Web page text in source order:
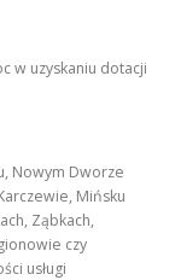
w uzyskaniu dotacji
Nowym Dworze
Mińsku
Ząbkach,
czy
usługi